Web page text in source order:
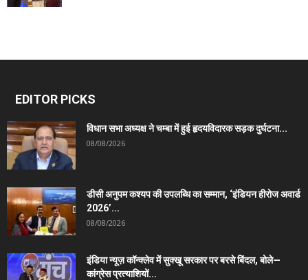
EDITOR PICKS
विधान सभा अध्यक्ष ने चम्बा में हुई हृदयविदारक सड़क दुर्घटना...
08/08/2026
डीसी अनुपम कश्यप की उपलब्धि का सम्मान, ‘इंडियन हीरोज अवार्ड
2026’...
08/08/2026
इंडिया न्यूज़ कॉन्क्लेव में सुक्खू सरकार पर बरसे बिंदल, बोले—
कांग्रेस प्रत्याशियों...